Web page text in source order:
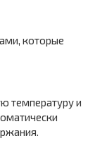
которые
температуру и